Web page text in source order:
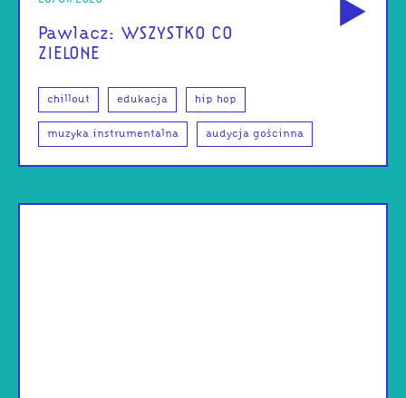
Pawlacz: WSZYSTKO CO
ZIELONE
chillout edukacja hip hop
muzyka instrumentalna audycja gościnna